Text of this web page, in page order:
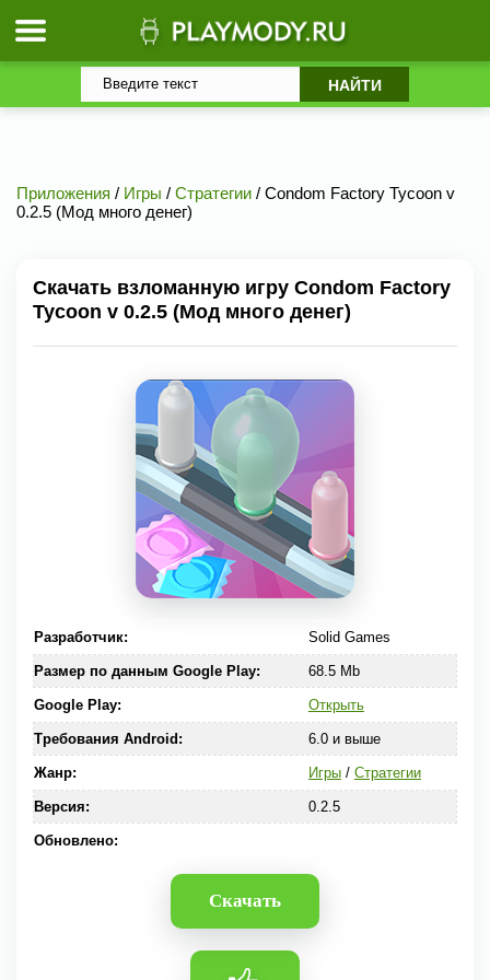
Приложения / Игры / Стратегии / Condom Factory Tycoon v
0.2.5 (Мод много денег)
Скачать взломанную игру Condom Factory
Tycoon v 0.2.5 (Мод много денег)
Разработчик: Solid Games
Размер по данным Google Play: 68.5 Mb
Google Play: Открыть
Требования Android: 6.0 и выше
Жанр: Игры/ Стратегии
Версия: 0.2.5
Обновлено:
Скачать